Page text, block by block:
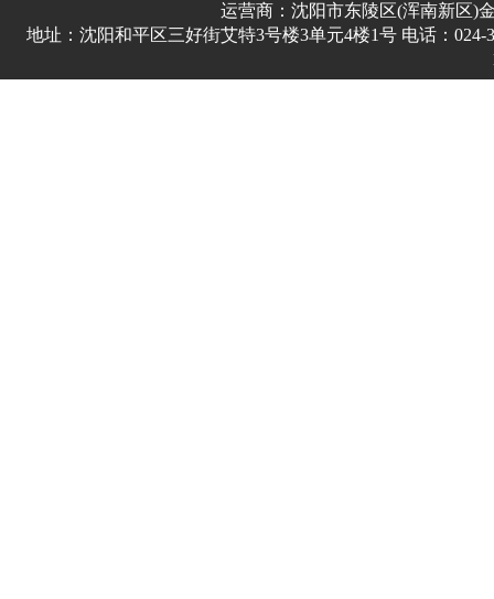
运营商：沈阳市东陵区(浑南新区)
地址：沈阳和平区三好街艾特3号楼3单元4楼1号 电话：024-